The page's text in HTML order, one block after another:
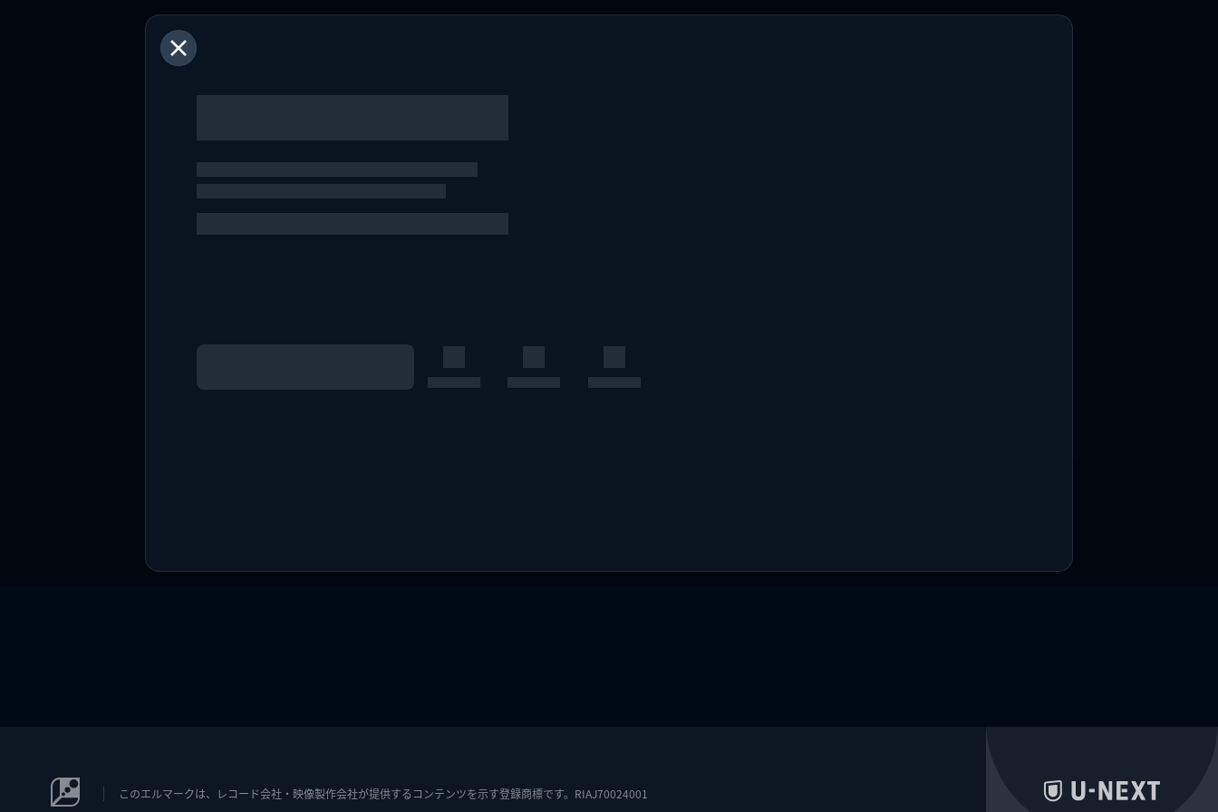
このエルマークは、レコード会社・映像製作会社が提供するコンテンツを示す登録商標です。RIAJ70024001